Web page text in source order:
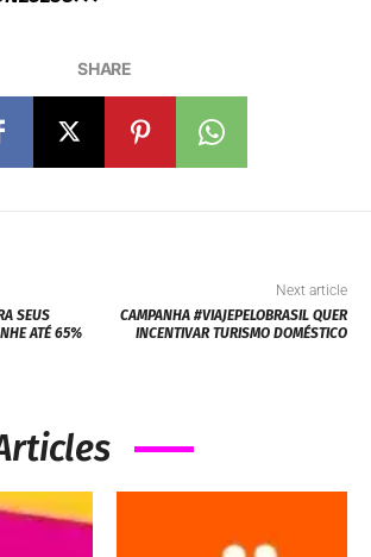
SHARE
SEUS
ATÉ 65%
Next article
CAMPANHA #VIAJEPELOBRASIL QUER
INCENTIVAR TURISMO DOMÉSTICO